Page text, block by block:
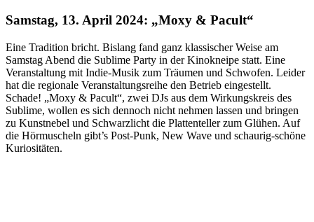
Samstag, 13. April 2024: „Moxy & Pacult“
Eine Tradition bricht. Bislang fand ganz klassischer Weise am
Samstag Abend die Sublime Party in der Kinokneipe statt. Eine
Veranstaltung mit Indie-Musik zum Träumen und Schwofen. Leider
hat die regionale Veranstaltungsreihe den Betrieb eingestellt.
Schade! „Moxy & Pacult“, zwei DJs aus dem Wirkungskreis des
Sublime, wollen es sich dennoch nicht nehmen lassen und bringen
zu Kunstnebel und Schwarzlicht die Plattenteller zum Glühen. Auf
die Hörmuscheln gibt’s Post-Punk, New Wave und schaurig-schöne
Kuriositäten.